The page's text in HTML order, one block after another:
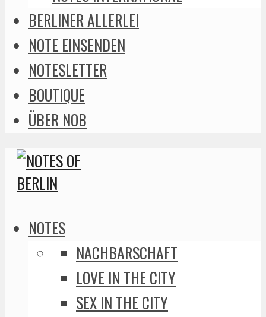
BERLINER ALLERLEI
NOTE EINSENDEN
NOTESLETTER
BOUTIQUE
ÜBER NOB
NOTES
NACHBARSCHAFT
LOVE IN THE CITY
SEX IN THE CITY